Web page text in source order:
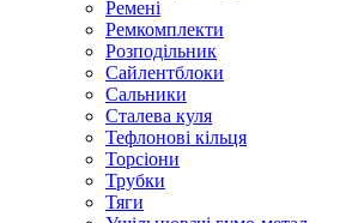
Ремені
Ремкомплекти
Розподільник
Сайлентблоки
Сальники
Сталева куля
Тефлонові кільця
Торсіони
Трубки
Тяги